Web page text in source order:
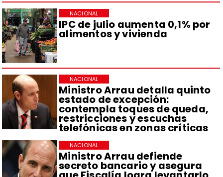
IPC de julio aumenta 0,1% por
alimentos y vivienda
NACIONAL
Ministro Arrau detalla quinto
estado de excepción:
contempla toques de queda,
restricciones y escuchas
telefónicas en zonas críticas
NACIONAL
Ministro Arrau defiende
secreto bancario y asegura
NACIONAL